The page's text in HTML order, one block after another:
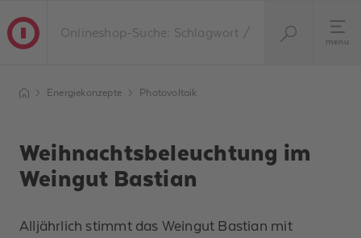
menu
Energiekonzepte Photovoltaik
Weihnachtsbeleuchtung im
Weingut Bastian
Alljährlich stimmt das Weingut Bastian mit